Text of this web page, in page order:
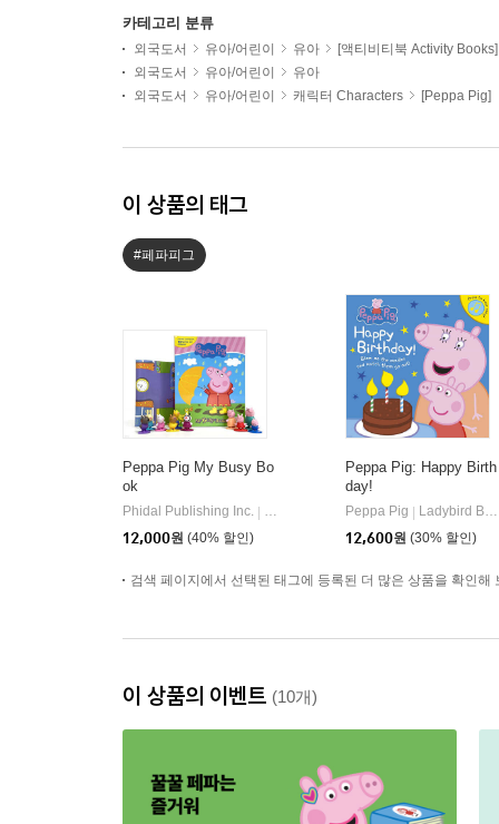
카테고리 분류
외국도서 유아/어린이 유아
[액티비티북 Activity Books]
외국도서
유아/어린이
유아
외국도서
유아/어린이 캐릭터 Characters [Peppa Pig]
이 상품의 태그
#페파피그
Peppa Pig My Busy Bo
ok
Phidal Publishing Inc.
Phidal
12,000원 (40% 할인)
Peppa Pig: Happy Birth
day!
Peppa Pig
Ladybird Books
12,600원 (30% 할인)
검색 페이지에서 선택된 태그에 등록된 더 많은 상품을 확인해
이 상품의 이벤트 (10개)